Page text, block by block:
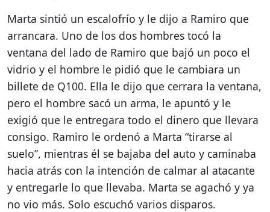
Marta sintió un escalofrío y le dijo a Ramiro que
arrancara. Uno de los dos hombres tocó la
ventana del lado de Ramiro que bajó un poco el
vidrio y el hombre le pidió que le cambiara un
billete de Q100. Ella le dijo que cerrara la ventana,
pero el hombre sacó un arma, le apuntó y le
exigió que le entregara todo el dinero que llevara
consigo. Ramiro le ordenó a Marta “tirarse al
suelo”, mientras él se bajaba del auto y caminaba
hacia atrás con la intención de calmar al atacante
y entregarle lo que llevaba. Marta se agachó y ya
no vio más. Solo escuchó varios disparos.